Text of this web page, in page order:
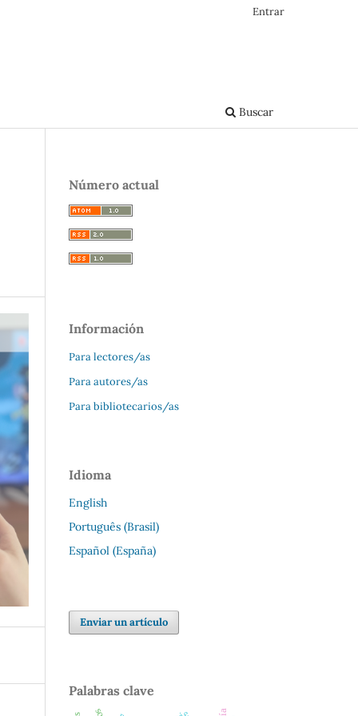
Buscar
Entrar
Número actual
Información
Para lectores/as
Para autores/as
Para bibliotecarios/as
Idioma
English
Português (Brasil)
Español (España)
Enviar un artículo
Palabras clave